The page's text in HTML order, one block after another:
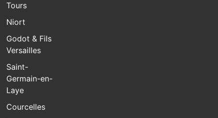
Tours
Niort
Godot & Fils
Versailles
Saint-
Germain-en-
Laye
Courcelles